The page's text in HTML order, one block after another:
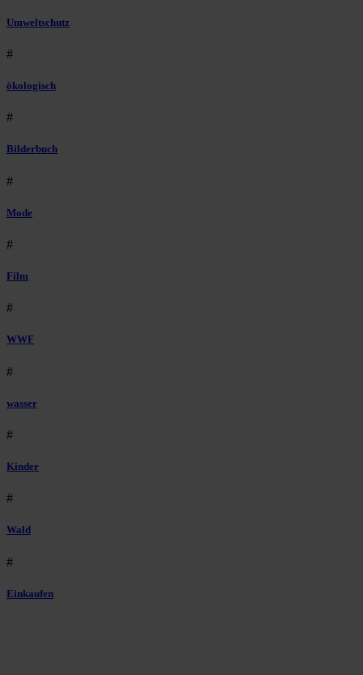
Umweltschutz
#
ökologisch
#
Bilderbuch
#
Mode
#
Film
#
WWF
#
wasser
#
Kinder
#
Wald
#
Einkaufen